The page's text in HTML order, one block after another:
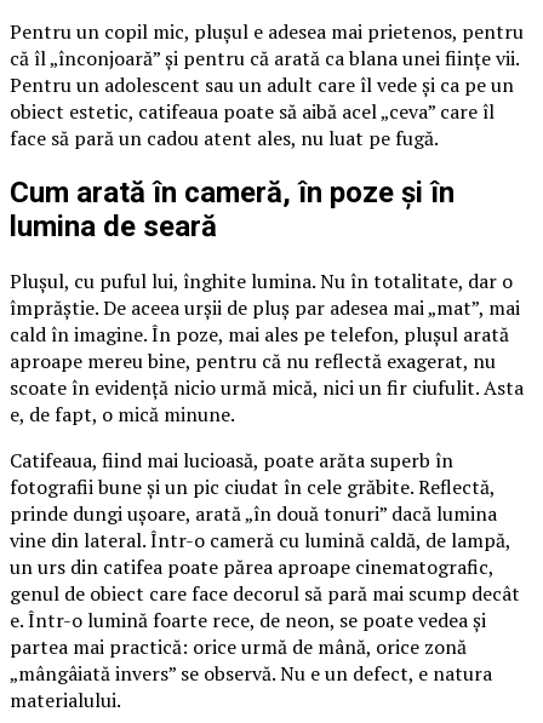
Pentru un copil mic, plușul e adesea mai prietenos, pentru
că îl „înconjoară” și pentru că arată ca blana unei ființe vii.
Pentru un adolescent sau un adult care îl vede și ca pe un
obiect estetic, catifeaua poate să aibă acel „ceva” care îl
face să pară un cadou atent ales, nu luat pe fugă.
Cum arată în cameră, în poze și în
lumina de seară
Plușul, cu puful lui, înghite lumina. Nu în totalitate, dar o
împrăștie. De aceea urșii de pluș par adesea mai „mat”, mai
cald în imagine. În poze, mai ales pe telefon, plușul arată
aproape mereu bine, pentru că nu reflectă exagerat, nu
scoate în evidență nicio urmă mică, nici un fir ciufulit. Asta
e, de fapt, o mică minune.
Catifeaua, fiind mai lucioasă, poate arăta superb în
fotografii bune și un pic ciudat în cele grăbite. Reflectă,
prinde dungi ușoare, arată „în două tonuri” dacă lumina
vine din lateral. Într-o cameră cu lumină caldă, de lampă,
un urs din catifea poate părea aproape cinematografic,
genul de obiect care face decorul să pară mai scump decât
e. Într-o lumină foarte rece, de neon, se poate vedea și
partea mai practică: orice urmă de mână, orice zonă
„mângâiată invers” se observă. Nu e un defect, e natura
materialului.